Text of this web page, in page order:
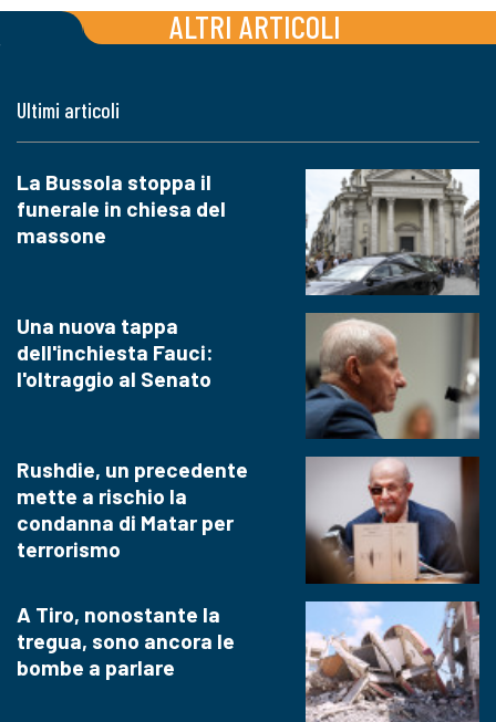
ALTRI ARTICOLI
Ultimi articoli
La Bussola stoppa il
funerale in chiesa del
massone
Una nuova tappa
dell'inchiesta Fauci:
l'oltraggio al Senato
Rushdie, un precedente
mette a rischio la
condanna di Matar per
terrorismo
A Tiro, nonostante la
tregua, sono ancora le
bombe a parlare